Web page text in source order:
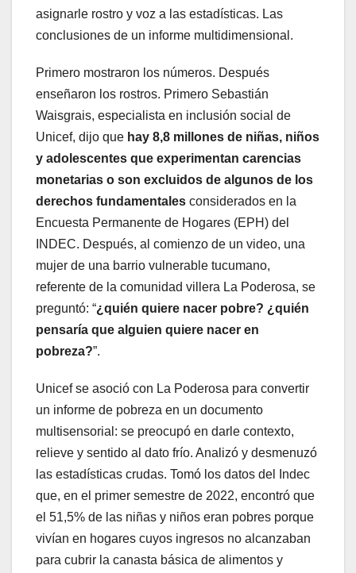
asignarle rostro y voz a las estadísticas. Las
conclusiones de un informe multidimensional.
Primero mostraron los números. Después
enseñaron los rostros. Primero Sebastián
Waisgrais, especialista en inclusión social de
Unicef, dijo que hay 8,8 millones de niñas, niños
y adolescentes que experimentan carencias
monetarias o son excluidos de algunos de los
derechos fundamentales considerados en la
Encuesta Permanente de Hogares (EPH) del
INDEC. Después, al comienzo de un video, una
mujer de una barrio vulnerable tucumano,
referente de la comunidad villera La Poderosa, se
preguntó: “¿quién quiere nacer pobre? ¿quién
pensaría que alguien quiere nacer en
pobreza?”.
Unicef se asoció con La Poderosa para convertir
un informe de pobreza en un documento
multisensorial: se preocupó en darle contexto,
relieve y sentido al dato frío. Analizó y desmenuzó
las estadísticas crudas. Tomó los datos del Indec
que, en el primer semestre de 2022, encontró que
el 51,5% de las niñas y niños eran pobres porque
vivían en hogares cuyos ingresos no alcanzaban
para cubrir la canasta básica de alimentos y